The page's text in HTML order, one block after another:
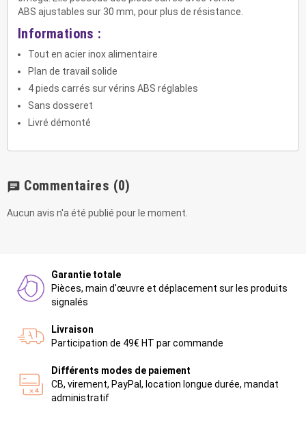
ABS ajustables sur 30 mm, pour plus de résistance.
Informations :
Tout en acier inox alimentaire
Plan de travail solide
4 pieds carrés sur vérins ABS réglables
Sans dosseret
Livré démonté
chat Commentaires (0)
Aucun avis n'a été publié pour le moment.
Garantie totale
Pièces, main d'œuvre et déplacement sur les produits
signalés
Livraison
Participation de 49€ HT par commande
Différents modes de paiement
CB, virement, PayPal, location longue durée, mandat
administratif